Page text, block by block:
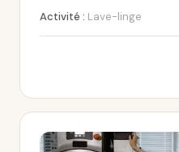
Activité : Lave-linge